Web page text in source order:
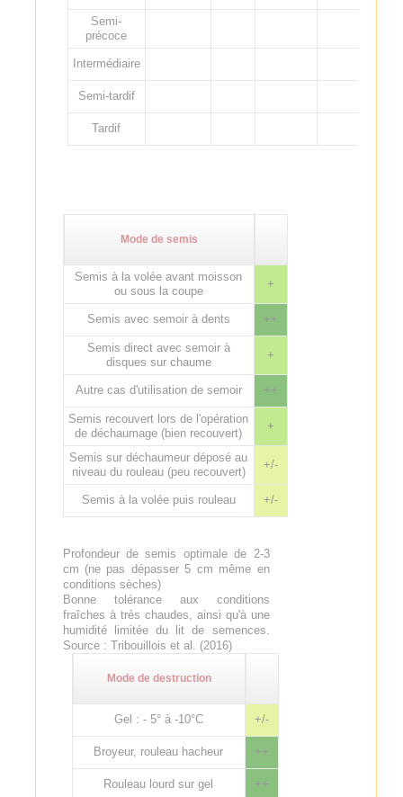
Semi-
précoce
Intermédiaire
Semi-tardif
Tardif
Mode de semis
Semis à la volée avant moisson
ou sous la coupe
+
Semis avec semoir à dents ++
Semis direct avec semoir à
disques sur chaume
+
Autre cas d'utilisation de semoir ++
Semis recouvert lors de l'opération
de déchaumage (bien recouvert)
+
Semis sur déchaumeur déposé au
niveau du rouleau (peu recouvert)
+/-
Semis à la volée puis rouleau +/-
Profondeur de semis optimale de 2-3
cm (ne pas dépasser 5 cm même en
conditions sèches)
Bonne tolérance aux conditions
fraîches à très chaudes, ainsi qu'à une
humidité limitée du lit de semences.
Source : Tribouillois et al. (2016)
Mode de destruction
Gel : - 5° à -10°C +/-
Broyeur, rouleau hacheur ++
Rouleau lourd sur gel ++